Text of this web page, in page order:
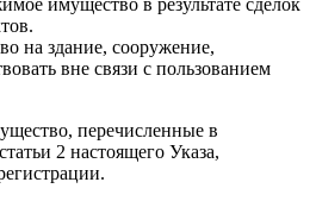
на здание, сооружение,
вне связи с пользованием
перечисленные в
2 настоящего Указа,